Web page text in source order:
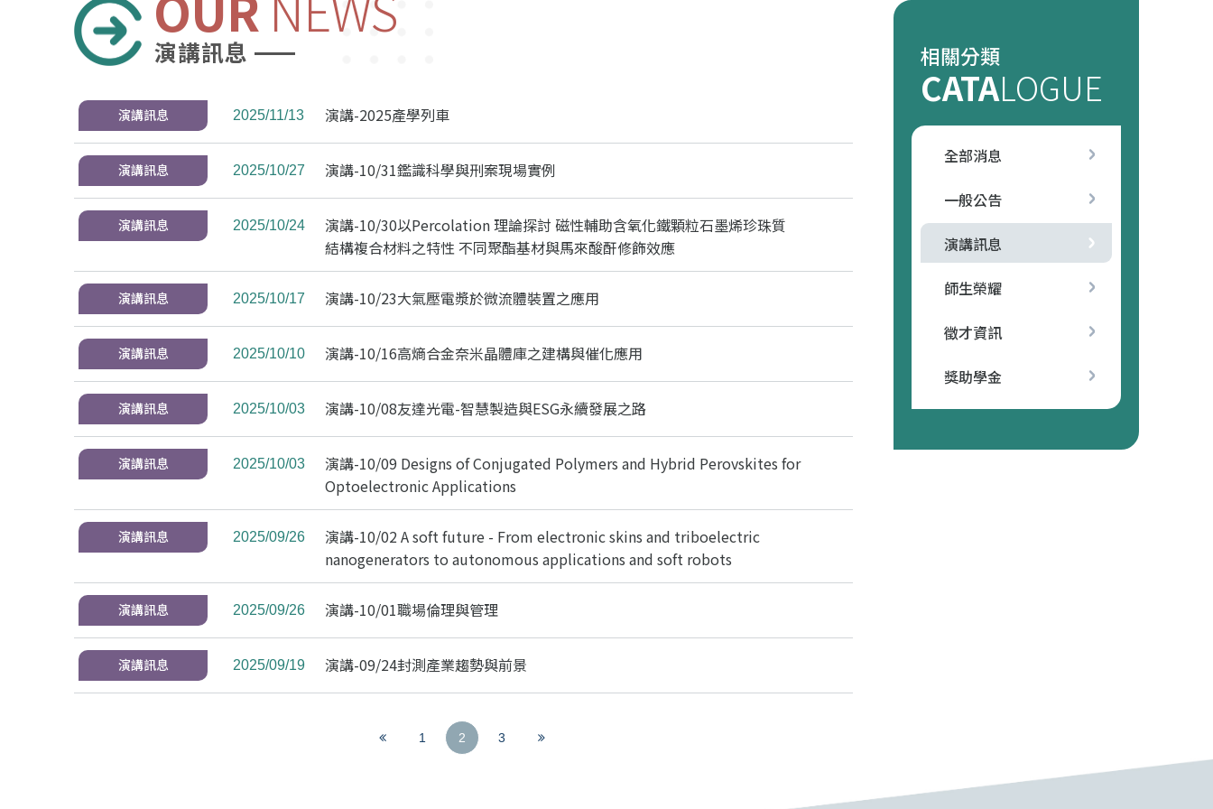
演講訊息
演講訊息 2025/11/13 演講-2025產學列車
演講訊息 2025/10/27 演講-10/31鑑識科學與刑案現場實例
演講訊息 2025/10/24
演講-10/30以Percolation 理論探討 磁性輔助含氧化鐵顆粒石墨烯珍珠質
結構複合材料之特性 不同聚酯基材與馬來酸酐修飾效應
演講訊息 2025/10/17 演講-10/23大氣壓電漿於微流體裝置之應用
演講訊息 2025/10/10 演講-10/16高熵合金奈米晶體庫之建構與催化應用
演講訊息 2025/10/03 演講-10/08友達光電-智慧製造與ESG永續發展之路
演講訊息 2025/10/03
演講-10/09 Designs of Conjugated Polymers and Hybrid Perovskites for
Optoelectronic Applications
演講訊息 2025/09/26
演講-10/02 A soft future - From electronic skins and triboelectric
nanogenerators to autonomous applications and soft robots
演講訊息 2025/09/26 演講-10/01職場倫理與管理
演講訊息 2025/09/19 演講-09/24封測產業趨勢與前景
V 1 2( 3 V
相關分類
CATALOGUE
全部消息
一般公告
演講訊息
師生榮耀
徵才資訊
獎助學金